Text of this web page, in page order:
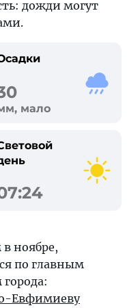
дожди могут
мало
ноябре,
по главным
Евфимиеву